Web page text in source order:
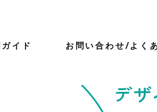
イド お問い合わせ/よく